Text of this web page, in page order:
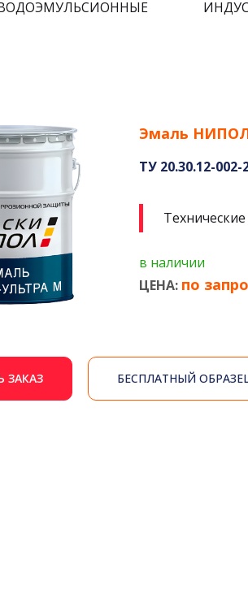
Эмаль
ТУ 20.30.12-002-
в наличии
ЦЕНА: по
ЗАКАЗ БЕСПЛАТНЫЙ